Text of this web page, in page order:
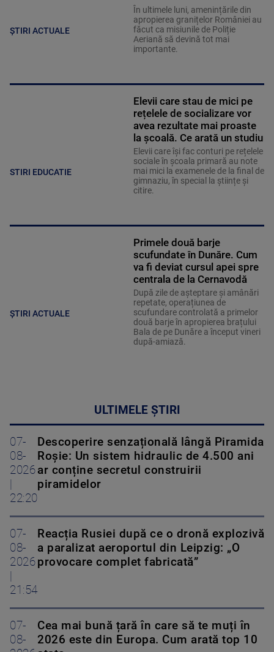
ȘTIRI ACTUALE
În ultimele luni, amenințările din
apropierea granițelor României au
făcut ca misiunile de Poliție
Aeriană să devină tot mai
importante.
STIRI EDUCATIE
Elevii care stau de mici pe
rețelele de socializare vor
avea rezultate mai proaste
la școală. Ce arată un studiu
Elevii care îşi fac conturi pe rețelele
sociale în școala primară au note
mai mici la examenele de la final de
gimnaziu, în special la științe și
citire.
ȘTIRI ACTUALE
Primele două barje
scufundate în Dunăre. Cum
va fi deviat cursul apei spre
centrala de la Cernavodă
După zile de așteptare și amânări
repetate, operațiunea de
scufundare controlată a primelor
două barje în apropierea brațului
Bala de pe Dunăre a început vineri
după-amiază.
ULTIMELE ȘTIRI
07-
08-
2026
22:20
Descoperire senzațională lângă Piramida
Roșie: Un sistem hidraulic de 4.500 ani
ar conține secretul construirii
piramidelor
07-
08-
2026
21:54
Reacția Rusiei după ce o dronă explozivă
a paralizat aeroportul din Leipzig: „O
provocare complet fabricată”
07-
08-
Cea mai bună țară în care să te muți în
2026 este din Europa. Cum arată top 10